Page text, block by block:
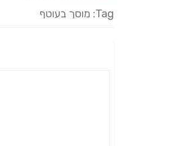
Tag: מוסך בעוטף